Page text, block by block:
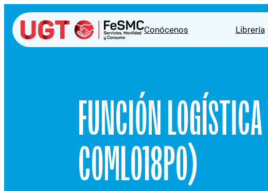
Conócenos Librería
FUNCIÓN
COML018PO)